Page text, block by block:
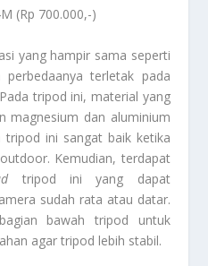
(Rp 700.000,-)
yang hampir sama seperti
terletak pada
tripod ini, material yang
magnesium dan aluminium
ini sangat baik ketika
Kemudian, terdapat
tripod ini yang dapat
sudah rata atau datar.
bawah tripod untuk
agar tripod lebih stabil.